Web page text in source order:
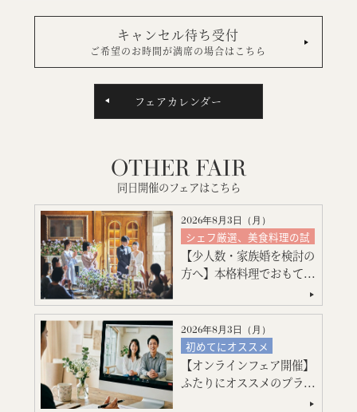
キャンセル待ち受付
ご希望のお時間が満席の場合はこちら
フェアカレンダー
OTHER FAIR
同日開催のフェアはこちら
2026年8月3日（ 月 ）
シェフ厳選、美食料理の試
食
絶品スイーツ試食
会場コーディネート
マタニティ・お急ぎ婚相談
見積り相談会
引出物・婚礼アイテム紹介
ご宿泊のご予約・ご相談
【少人数・家族婚を検討の
方へ】本格料理でおもて...
2026年8月3日（月 ）
初めてにオススメ
フォトウエディング
ご宿泊のご予約・ご相談
【オンラインフェア開催】
ふたりにオススメのプラ...